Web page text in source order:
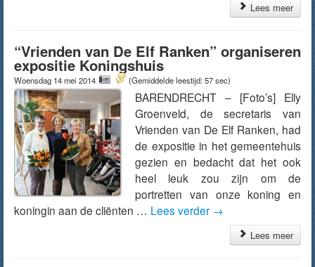
Lees meer
“Vrienden van De Elf Ranken” organiseren
expositie Koningshuis
Woensdag 14 mei 2014 (Gemiddelde leestijd: 57 sec)
BARENDRECHT – [Foto’s] Elly
Groenveld, de secretaris van
Vrienden van De Elf Ranken, had
de expositie in het gemeentehuis
gezien en bedacht dat het ook
heel leuk zou zijn om de
portretten van onze koning en
koningin aan de cliënten … Lees verder →
Lees meer